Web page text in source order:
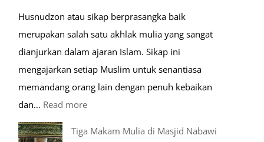
Husnudzon atau sikap berprasangka baik
merupakan salah satu akhlak mulia yang sangat
dianjurkan dalam ajaran Islam. Sikap ini
mengajarkan setiap Muslim untuk senantiasa
memandang orang lain dengan penuh kebaikan
dan… Read more:
Tiga Makam Mulia di Masjid Nabawi